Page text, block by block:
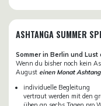
ASHTANGA SUMMER
Sommer in Berlin und
Wenn du bisher noch kein
August einen Monat
individuelle Begleitung
vertraut werden mit den